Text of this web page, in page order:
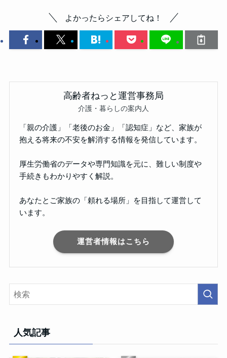
よかったらシェアしてね！
高齢者ねっと運営事務局
介護・暮らしの案内人
「親の介護」「老後のお金」「認知症」など、家族が
抱える将来の不安を解消する情報を発信しています。
厚生労働省のデータや専門知識を元に、難しい制度や
手続きもわかりやすく解説。
あなたとご家族の「頼れる場所」を目指して運営して
います。
運営者情報はこちら
人気記事